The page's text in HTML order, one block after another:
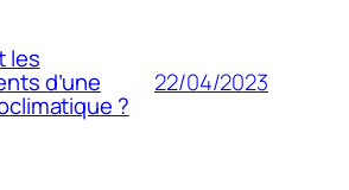
les
d’une
?
22/04/2023